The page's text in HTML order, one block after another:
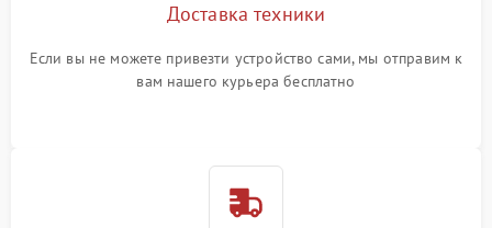
Доставка техники
Если вы не можете привезти устройство сами, мы отправим к
вам нашего курьера бесплатно